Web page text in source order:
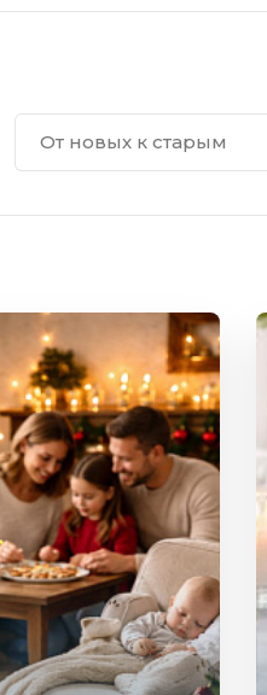
От новых к старым